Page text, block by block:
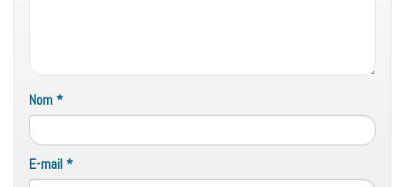
Nom*
E-mail*